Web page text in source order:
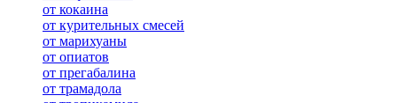
от кокаина
от курительных смесей
от марихуаны
от опиатов
от прегабалина
от трамадола